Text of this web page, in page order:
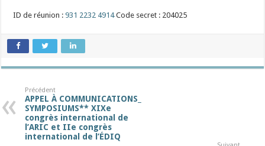
ID de réunion :931 2232 4914Code secret : 204025
Précédent
APPEL À COMMUNICATIONS_
SYMPOSIUMS** XIXe
congrès international de
l’ARIC et IIe congrès
international de l’ÉDIQ